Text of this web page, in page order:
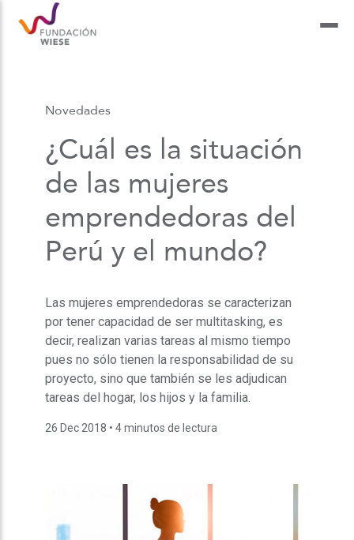
Novedades
¿Cuál es la situación
de las mujeres
emprendedoras del
Perú y el mundo?
Las mujeres emprendedoras se caracterizan
por tener capacidad de ser multitasking, es
decir, realizan varias tareas al mismo tiempo
pues no sólo tienen la responsabilidad de su
proyecto, sino que también se les adjudican
tareas del hogar, los hijos y la familia.
26 Dec 2018 • 4 minutos de lectura